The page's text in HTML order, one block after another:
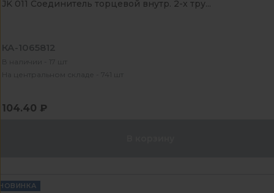
JK 011 Соединитель торцевой внутр. 2-х тру...
КА-1065812
В наличии - 17 шт
На центральном складе - 741 шт
104.40 ₽